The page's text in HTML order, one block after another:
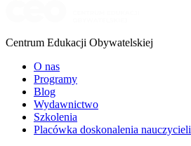
Centrum Edukacji Obywatelskiej
O nas
Programy
Blog
Wydawnictwo
Szkolenia
Placówka doskonalenia nauczycieli